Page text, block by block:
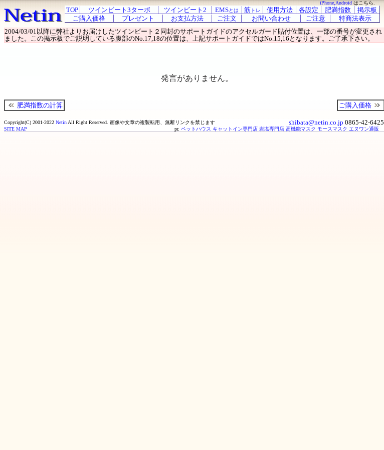
iPhone,Android はこちら.
TOP ツインビート3ターボ ツインビート2 EMSとは 筋 トレ 使用方法 各設定 肥満指数
掲示板
ご購入価格
プレゼント お支払方法 ご注文 お問い合わせ ご注意
特商法表示
2004/03/01以降に弊社よりお届けしたツインビート２同封のサポートガイドのアクセルガード貼付位置は、一部の番号が変更され
ました。この掲示板でご説明している腹部のNo.17,18の位置は、上記サポートガイドではNo.15,16となります。ご了承下さい。
発言がありません。
肥満指数の計算 ご購入価格
Copyright(C) 2001-2022 Netin All Right Reserved. 画像や文章の複製転用、無断リンクを禁じます shibata@netin.co.jp 0865-42-6425
SITE MAP pr. ペットハウス キャットイン専門店 岩塩専門店 高機能マスク モースマスク エヌワン通販